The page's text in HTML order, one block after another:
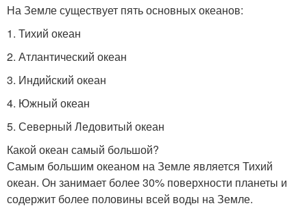
На Земле существует пять основных океанов:
1. Тихий океан
2. Атлантический океан
3. Индийский океан
4. Южный океан
5. Северный Ледовитый океан
Какой океан самый большой?
Самым большим океаном на Земле является Тихий
океан. Он занимает более 30% поверхности планеты и
содержит более половины всей воды на Земле.